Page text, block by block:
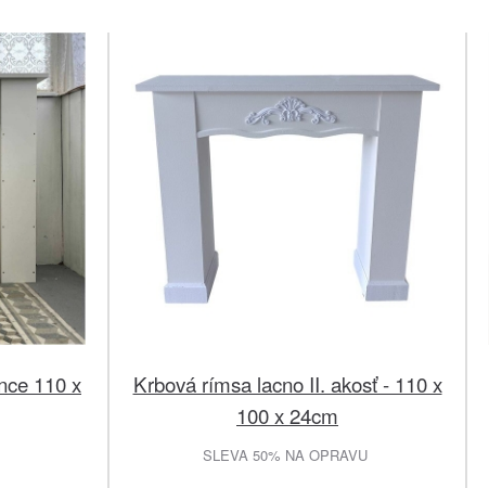
110 x
Krbová rímsa lacno II. akosť - 110 x
100 x 24cm
SLEVA 50% NA OPRAVU